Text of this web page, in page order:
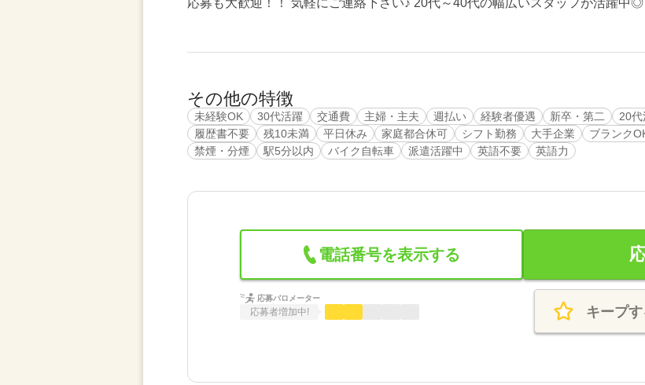
応募も大歓迎！！ 気軽にご連絡下さい♪ 20代～40代の幅広いスタッフが活躍中◎
その他の特徴
未経験OK 30代活躍 交通費 主婦・主夫 週払い 経験者優遇 新卒・第二 20代
履歴書不要
残10未満 平日休み 家庭都合休可 シフト勤務 大手企業 ブランク
禁煙・分煙
駅5分以内 バイク自転車 派遣活躍中 英語不要 英語力
電話番号を表示する
応募バロメーター
応募者増加中! キープす